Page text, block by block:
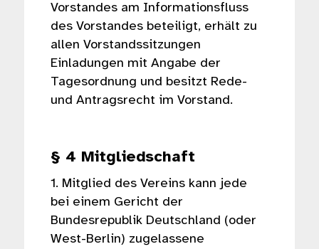
Vorstandes am Informationsfluss
des Vorstandes beteiligt, erhält zu
allen Vorstandssitzungen
Einladungen mit Angabe der
Tagesordnung und besitzt Rede-
und Antragsrecht im Vorstand.
§ 4 Mitgliedschaft
1. Mitglied des Vereins kann jede
bei einem Gericht der
Bundesrepublik Deutschland (oder
West-Berlin) zugelassene